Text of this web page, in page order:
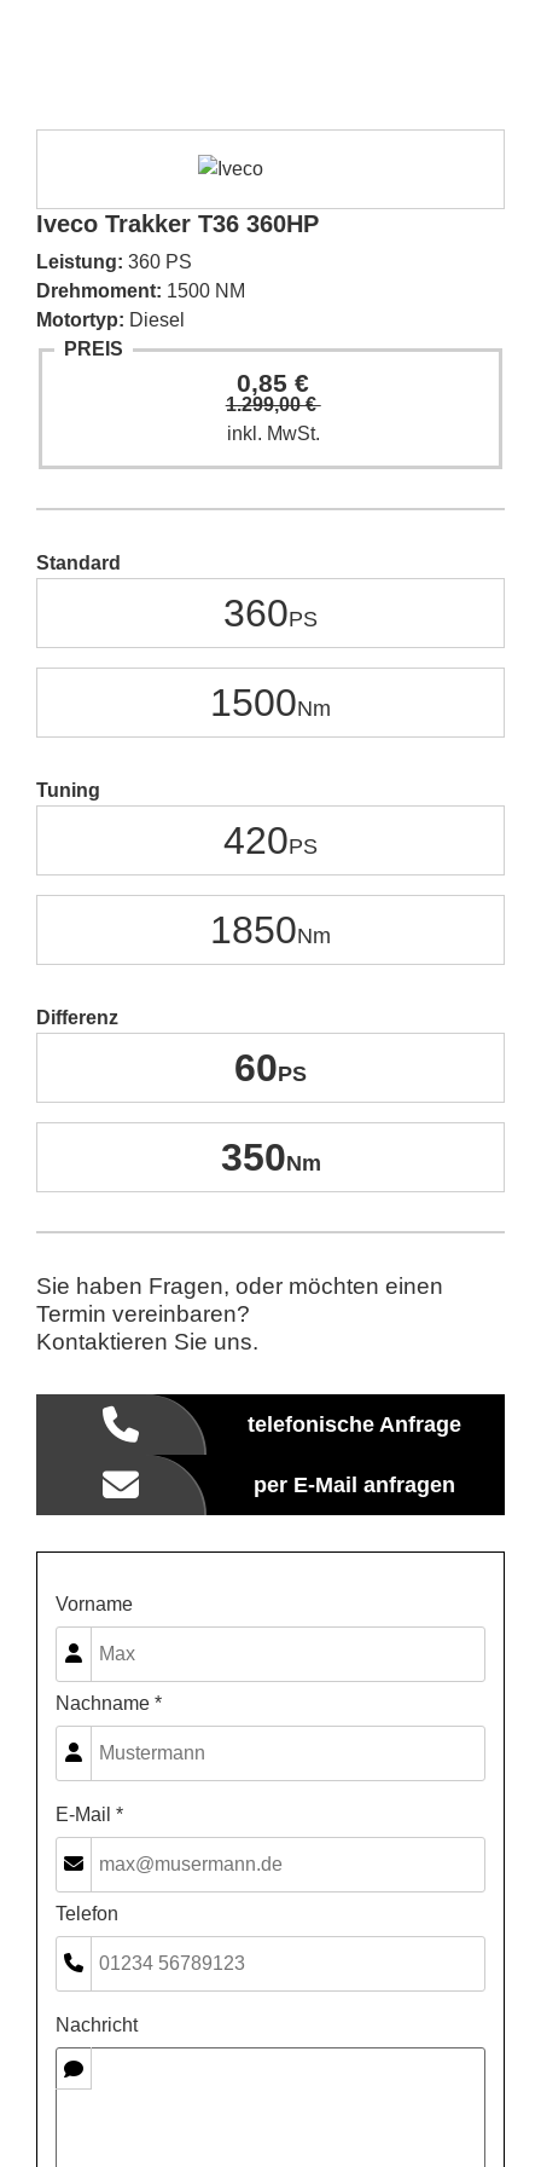
Iveco Trakker T36 360HP
Leistung: 360 PS
Drehmoment: 1500 NM
Motortyp: Diesel
PREIS
0,85 €
1.299,00 €
inkl. MwSt.
Standard
360
1500
Tuning
420
1850
Differenz
60
350
Sie haben Fragen, oder möchten einen
Termin vereinbaren?
Kontaktieren Sie uns.
telefonische Anfrage
per E-Mail anfragen
Vorname
Nachname *
E-Mail *
Telefon
Nachricht